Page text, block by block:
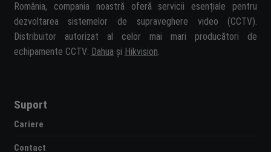
România, compania noastră oferă servicii esențiale pentru
dezvoltarea sistemelor de supraveghere video (CCTV).
Distribuitor autorizat al celor mai mari producători de
echipamente CCTV: Dahua și Hikvision.
Suport
Cariere
Contact